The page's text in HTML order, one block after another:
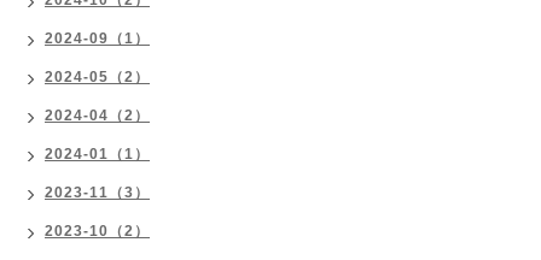
2024-09（1）
2024-05（2）
2024-04（2）
2024-01（1）
2023-11（3）
2023-10（2）